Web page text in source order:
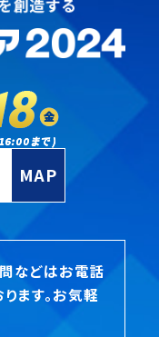
MAP
などはお電話
ます。お気軽